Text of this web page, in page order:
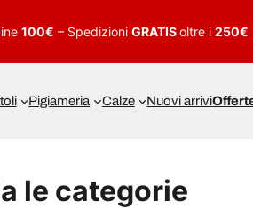
100€ – Spedizioni GRATISoltre i 250€
Pigiameria Calze Nuovi arrivi
le categorie